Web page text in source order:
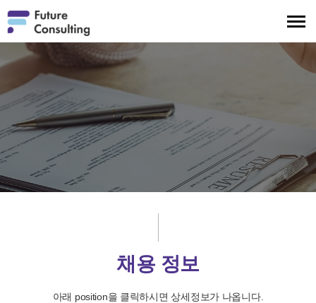
메
보
채용 정보
아래 position을 클릭하시면 상세정보가 나옵니다.